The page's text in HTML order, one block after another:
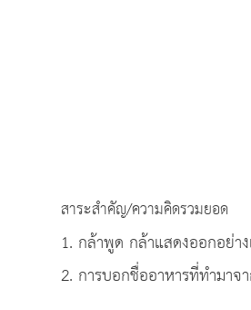
สาระสำคัญ/ความคิดรวมยอด
1. กล้าพูด กล้าแสดงออกอย่า
2. การบอกชื่ออาหารที่ทำมาจ